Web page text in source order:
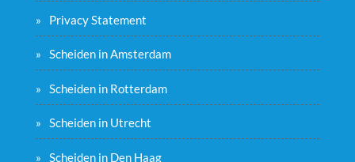
Privacy Statement
Scheiden in Amsterdam
Scheiden in Rotterdam
Scheiden in Utrecht
Scheiden in Den Haag